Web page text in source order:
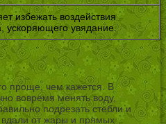
избежать воздействия
ускоряющего увядание.
проще, чем кажется. В
вовремя менять воду,
подрезать стебли и
от жары и прямых